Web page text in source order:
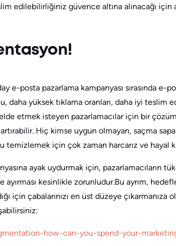
edilebilirliğiniz güvence altına alınacağı için
e-posta pazarlama kampanyası sırasında e-
daha yüksek tıklama oranları, daha iyi teslim
etmek isteyen pazarlamacılar için bir
Hiç kimse uygun olmayan, saçma
için çok zaman harcarız ve hayal
ayak uydurmak için, pazarlamacıların
ayırması kesinlikle zorunludur.Bu ayrım,
için çabalarınızı en üst düzeye çıkarmanıza
how-can-you-spend-your-